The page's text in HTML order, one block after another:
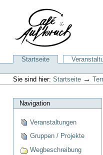
Navigation
SektionenStartseite
Benutzerspezifische
Werkzeuge
Sie sind hier: Startseite →
Navigation
Veranstaltungen
Gruppen / Projekte
Wegbeschreibung